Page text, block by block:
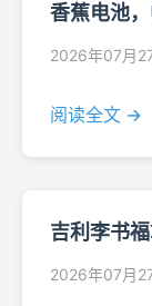
香蕉电池
2026年07月
阅读全文 →
吉利李书福
2026年07月